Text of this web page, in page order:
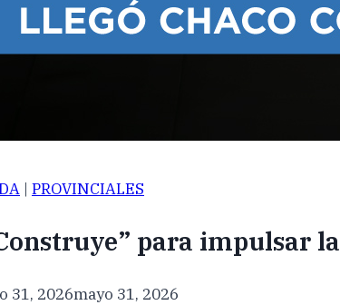
| PROVINCIALES
para impulsar
31, 2026mayo 31, 2026